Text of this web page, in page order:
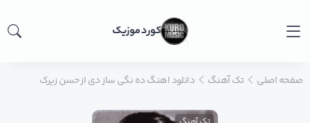
کورد موزیک
صفحه اصلی تک آهنگ دانلود اهنگ ده نگی ساز دی از حسن زیرک